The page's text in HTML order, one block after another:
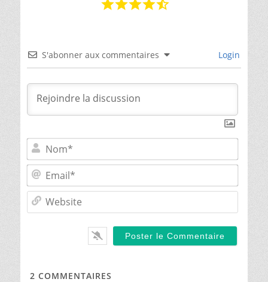
S'abonner aux commentaires Login
2 COMMENTAIRES